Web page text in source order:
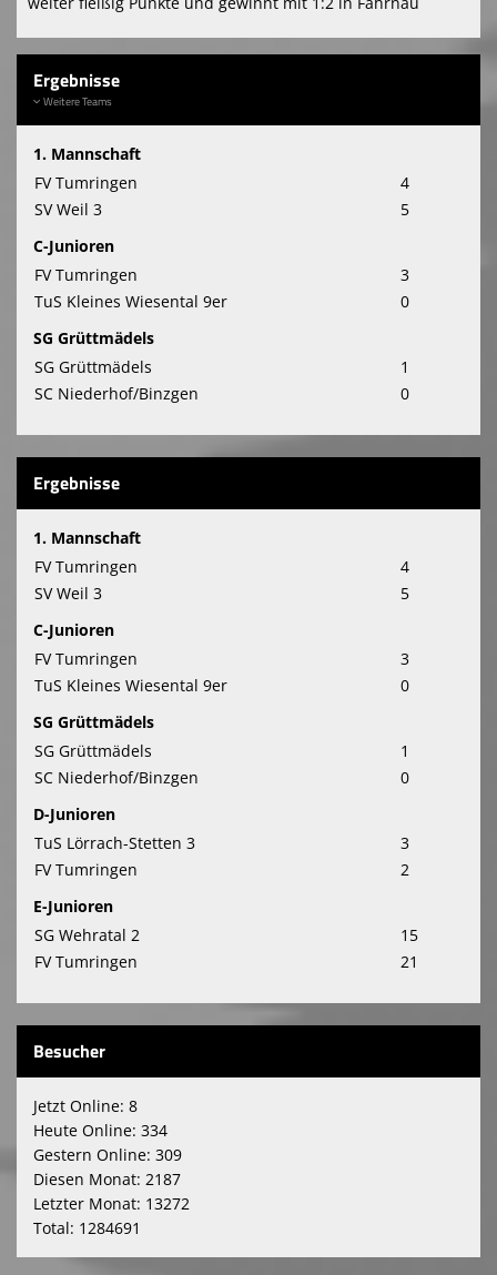
Ergebnisse
Weitere Teams
1. Mannschaft
FV Tumringen
4
SV Weil 3
5
C-Junioren
FV Tumringen
3
TuS Kleines Wiesental 9er
0
SG Grüttmädels
SG Grüttmädels
1
SC Niederhof/Binzgen
0
Ergebnisse
1. Mannschaft
FV Tumringen
4
SV Weil 3
5
C-Junioren
FV Tumringen
3
TuS Kleines Wiesental 9er
0
SG Grüttmädels
SG Grüttmädels
1
SC Niederhof/Binzgen
0
D-Junioren
TuS Lörrach-Stetten 3
3
FV Tumringen
2
E-Junioren
SG Wehratal 2
15
FV Tumringen
21
Besucher
Jetzt Online: 8
Heute Online: 334
Gestern Online: 309
Diesen Monat: 2187
Letzter Monat: 13272
Total: 1284691